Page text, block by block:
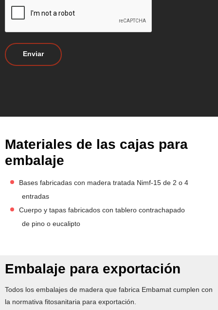
Materiales de las cajas para
embalaje
Bases fabricadas con madera tratada Nimf-15 de 2 o 4
entradas
Cuerpo y tapas fabricados con tablero contrachapado
de pino o eucalipto
Embalaje para exportación
Todos los embalajes de madera que fabrica Embamat cumplen con
la normativa fitosanitaria para exportación.